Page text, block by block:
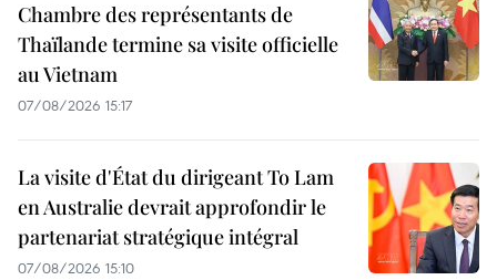
Chambre des représentants de
Thaïlande termine sa visite officielle
au Vietnam
07/08/2026 15:17
La visite d'État du dirigeant To Lam
en Australie devrait approfondir le
partenariat stratégique intégral
07/08/2026 15:10